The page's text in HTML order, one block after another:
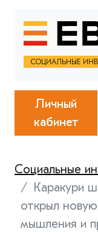
СОЦИАЛЬНЫЕ
Личный
кабинет
Социальные
Каракури
открыл
мышления и